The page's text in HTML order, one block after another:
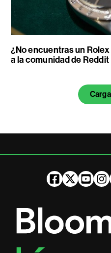
¿No encuentras un
a la comunidad de Reddit